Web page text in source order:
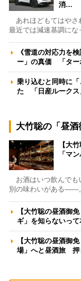
消…
あれほどもてはやさ
最近では減速基調に
《雪道の対応力を
ー」の真価 「タ
乗り込むと同時に
た 「日産ルークス
大竹聡の「昼酒
【大
「マ
お酒はいつ飲んでも
別の味わいがある――
【大竹聡の昼酒御
ギ」を知らないっ
【大竹聡の昼酒御
場」へと昼酒旅